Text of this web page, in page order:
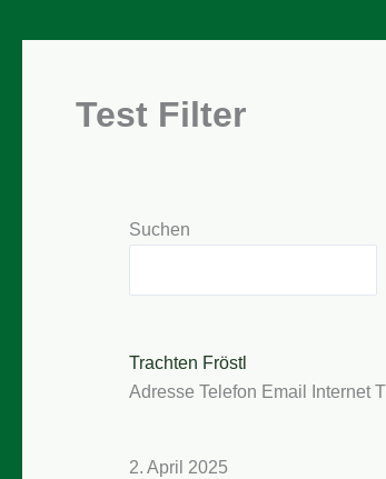
Test Filter
Suchen
Trachten Fröstl
Adresse Telefon Email Internet
2. April 2025